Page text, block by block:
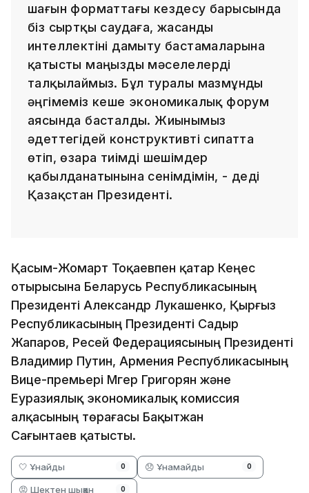
шағын форматтағы кездесу барысында
біз сыртқы саудаға, жасанды
интеллектіні дамыту бастамаларына
қатысты маңызды мәселелерді
талқылаймыз. Бұл туралы мазмұнды
әңгімеміз кеше экономикалық форум
аясында басталды. Жиынымыз
әдеттегідей конструктивті сипатта
өтіп, өзара тиімді шешімдер
қабылданатынына сенімдімін, - деді
Қазақстан Президенті.
Қасым-Жомарт Тоқаевпен қатар Кеңес
отырысына Беларусь Республикасының
Президенті Александр Лукашенко, Қырғыз
Республикасының Президенті Садыр
Жапаров, Ресей Федерациясының Президенті
Владимир Путин, Армения Республикасының
Вице-премьері Мгер Григорян және
Еуразиялық экономикалық комиссия
алқасының төрағасы Бақытжан
Сағынтаев қатысты.
🤍 Ұнайды 0 😞 Ұнамайды 0
😡 Шектен шыққан 0